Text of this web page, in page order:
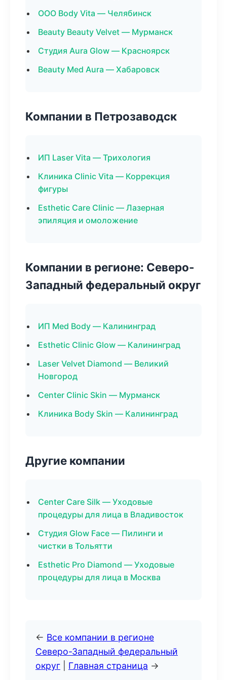
ООО Body Vita — Челябинск
Beauty Beauty Velvet — Мурманск
Студия Aura Glow — Красноярск
Beauty Med Aura — Хабаровск
Компании в Петрозаводск
ИП Laser Vita — Трихология
Клиника Clinic Vita — Коррекция
фигуры
Esthetic Care Clinic — Лазерная
эпиляция и омоложение
Компании в регионе: Северо-
Западный федеральный округ
ИП Med Body — Калининград
Esthetic Clinic Glow — Калининград
Laser Velvet Diamond — Великий
Новгород
Center Clinic Skin — Мурманск
Клиника Body Skin — Калининград
Другие компании
Center Care Silk — Уходовые
процедуры для лица в Владивосток
Студия Glow Face — Пилинги и
чистки в Тольятти
Esthetic Pro Diamond — Уходовые
процедуры для лица в Москва
← Все компании в регионе
Северо-Западный федеральный
округ
Главная страница →